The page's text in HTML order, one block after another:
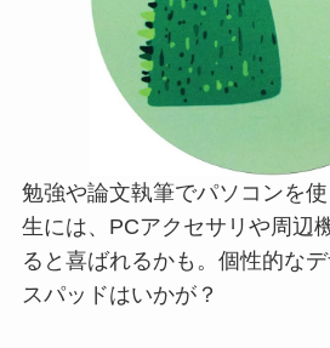
勉強や論文執筆でパソコンを
生には、PCアクセサリや周辺
ると喜ばれるかも。個性的な
スパッドはいかが？